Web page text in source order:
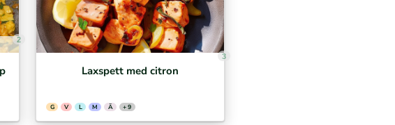
2
3
Laxspett med citron
G V L M Ä + 9